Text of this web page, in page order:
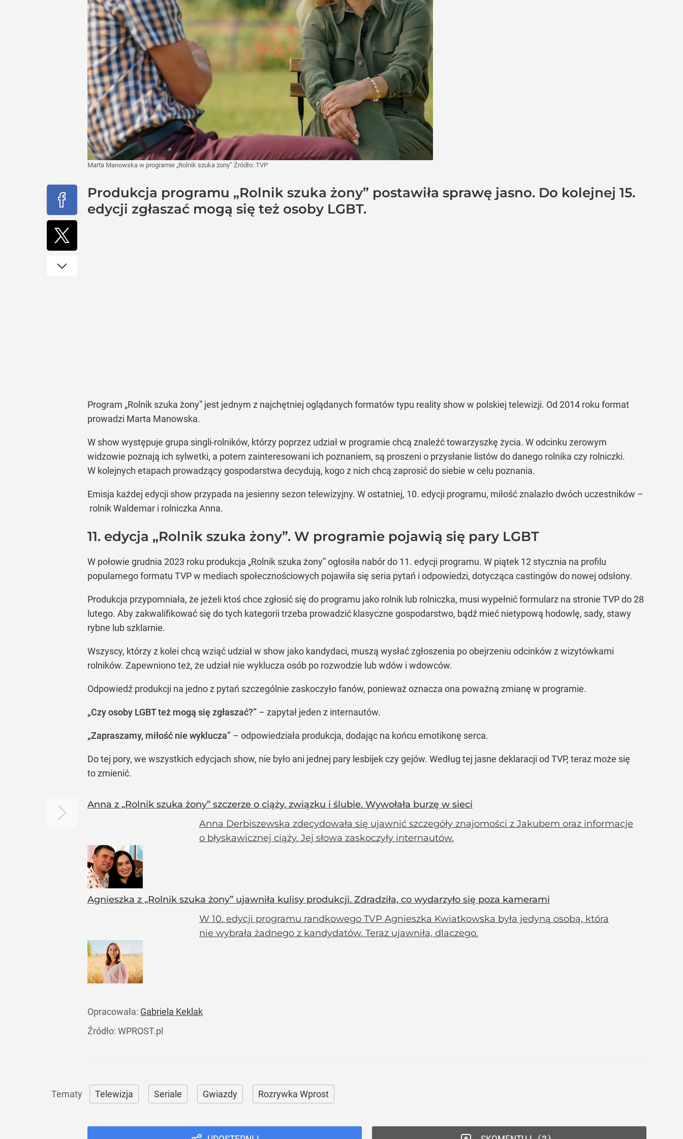
Marta Manowska w programie „Rolnik szuka żony” Źródło: TVP
Produkcja programu „Rolnik szuka żony” postawiła sprawę jasno. Do kolejnej 15.
edycji zgłaszać mogą się też osoby LGBT.
Program „Rolnik szuka żony” jest jednym z najchętniej oglądanych formatów typu reality show w polskiej telewizji. Od 2014 roku format
prowadzi Marta Manowska.
W show występuje grupa singli-rolników, którzy poprzez udział w programie chcą znaleźć towarzyszkę życia. W odcinku zerowym
widzowie poznają ich sylwetki, a potem zainteresowani ich poznaniem, są proszeni o przysłanie listów do danego rolnika czy rolniczki.
W kolejnych etapach prowadzący gospodarstwa decydują, kogo z nich chcą zaprosić do siebie w celu poznania.
Emisja każdej edycji show przypada na jesienny sezon telewizyjny. W ostatniej, 10. edycji programu, miłość znalazło dwóch uczestników –
rolnik Waldemar i rolniczka Anna.
11. edycja „Rolnik szuka żony”. W programie pojawią się pary LGBT
W połowie grudnia 2023 roku produkcja „Rolnik szuka żony” ogłosiła nabór do 11. edycji programu. W piątek 12 stycznia na profilu
popularnego formatu TVP w mediach społecznościowych pojawiła się seria pytań i odpowiedzi, dotycząca castingów do nowej odsłony.
Produkcja przypomniała, że jeżeli ktoś chce zgłosić się do programu jako rolnik lub rolniczka, musi wypełnić formularz na stronie TVP do 28
lutego. Aby zakwalifikować się do tych kategorii trzeba prowadzić klasyczne gospodarstwo, bądź mieć nietypową hodowlę, sady, stawy
rybne lub szklarnie.
Wszyscy, którzy z kolei chcą wziąć udział w show jako kandydaci, muszą wysłać zgłoszenia po obejrzeniu odcinków z wizytówkami
rolników. Zapewniono też, że udział nie wyklucza osób po rozwodzie lub wdów i wdowców.
Odpowiedź produkcji na jedno z pytań szczególnie zaskoczyło fanów, ponieważ oznacza ona poważną zmianę w programie.
„Czy osoby LGBT też mogą się zgłaszać?” – zapytał jeden z internautów.
„Zapraszamy, miłość nie wyklucza” – odpowiedziała produkcja, dodając na końcu emotikonę serca.
Do tej pory, we wszystkich edycjach show, nie było ani jednej pary lesbijek czy gejów. Według tej jasne deklaracji od TVP, teraz może się
to zmienić.
Anna z „Rolnik szuka żony” szczerze o ciąży, związku i ślubie. Wywołała burzę w sieci
Anna Derbiszewska zdecydowała się ujawnić szczegóły znajomości z Jakubem oraz informacje
o błyskawicznej ciąży. Jej słowa zaskoczyły internautów.
Agnieszka z „Rolnik szuka żony” ujawniła kulisy produkcji. Zdradziła, co wydarzyło się poza kamerami
W 10. edycji programu randkowego TVP Agnieszka Kwiatkowska była jedyną osobą, która
nie wybrała żadnego z kandydatów. Teraz ujawniła, dlaczego.
Opracowała: Gabriela Keklak
Źródło: WPROST.pl
Telewizja Seriale Gwiazdy Rozrywka Wprost